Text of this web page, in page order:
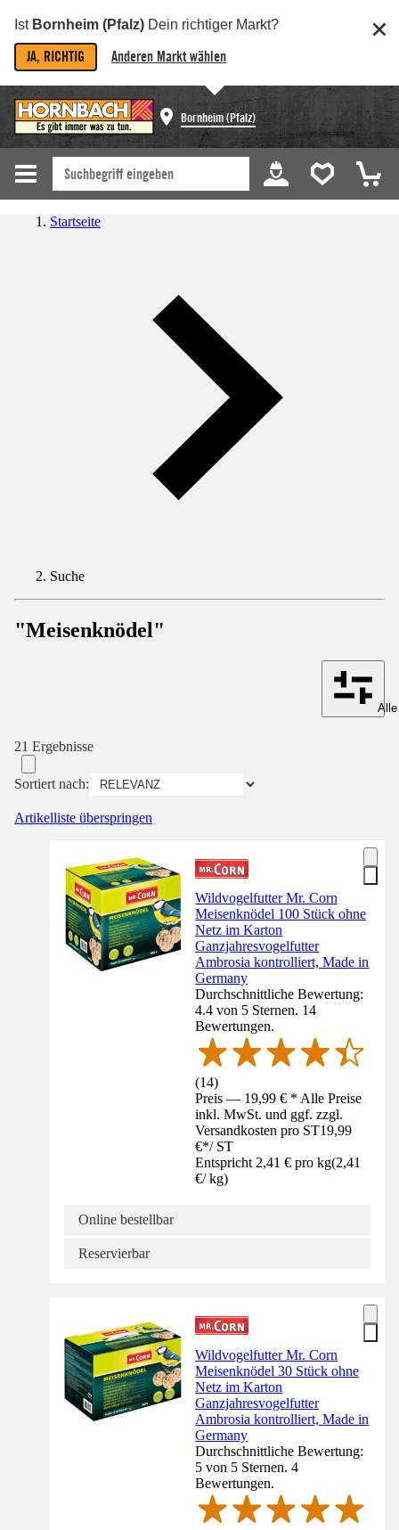
Ist Bornheim (Pfalz) Dein richtiger Markt?
JA, RICHTIG Anderen Markt wählen
Bornheim (Pfalz)
Startseite
Suche
"Meisenknödel"
21 Ergebnisse
Sortiert nach:
Artikelliste überspringen
Wildvogelfutter Mr. Corn
Meisenknödel 100 Stück ohne
Netz im Karton
Ganzjahresvogelfutter
Ambrosia kontrolliert, Made in
Germany
Durchschnittliche Bewertung:
4.4 von 5 Sternen. 14
Bewertungen.
(14)
Preis — 19,99 € * Alle Preise
inkl. MwSt. und ggf. zzgl.
Versandkosten pro ST19,99
€*/ ST
Entspricht 2,41 € pro kg(2,41
€/ kg)
Online bestellbar
Reservierbar
Wildvogelfutter Mr. Corn
Meisenknödel 30 Stück ohne
Netz im Karton
Ganzjahresvogelfutter
Ambrosia kontrolliert, Made in
Germany
Durchschnittliche Bewertung:
5 von 5 Sternen. 4
Bewertungen.